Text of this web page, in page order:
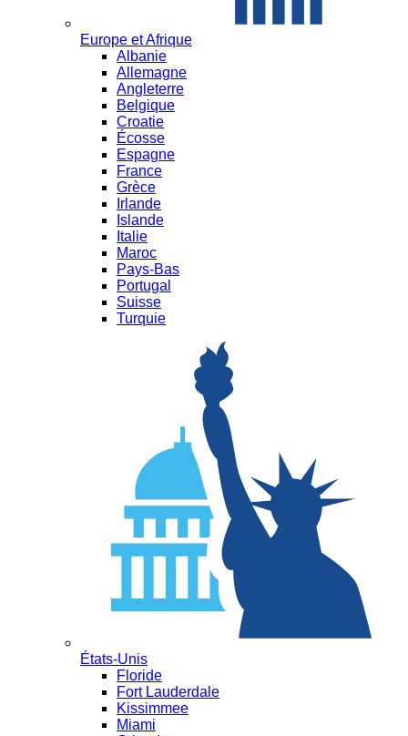
Europe et Afrique
Albanie
Allemagne
Angleterre
Belgique
Croatie
Écosse
Espagne
France
Grèce
Irlande
Islande
Italie
Maroc
Pays-Bas
Portugal
Suisse
Turquie
États-Unis
Floride
Fort Lauderdale
Kissimmee
Miami